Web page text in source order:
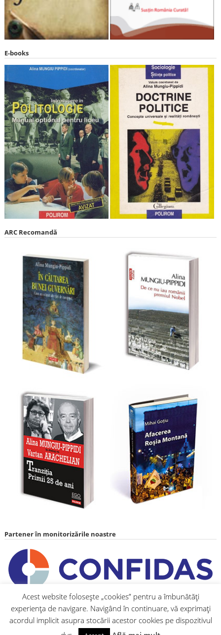
E-books
ARC Recomandă
Partener în monitorizările noastre
Acest website folosește „cookies” pentru a îmbunătăți
experiența de navigare. Navigând în continuare, vă exprimați
acordul implicit asupra stocării acestor cookies pe dispozitivul